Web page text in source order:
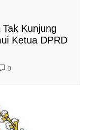
Kunjung
Ketua DPRD
0